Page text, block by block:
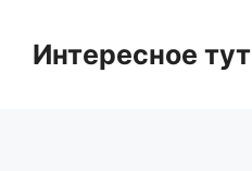
contentИнтересное тут